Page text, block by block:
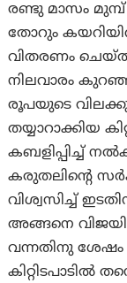
രണ്ടു മാസം
തോറും
വിതരണം
നിലവാരം
രൂപയുടെ
തയ്യാറാക്കിയ
കബളിപ്പിച്ച്
കരുതലിന്റെ
വിശ്വസിച്ച്
അങ്ങനെ
വന്നതിനു
കിറ്റിടപാടിൽ